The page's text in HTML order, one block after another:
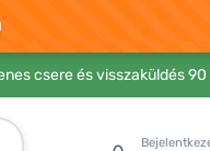
csere és visszaküldés